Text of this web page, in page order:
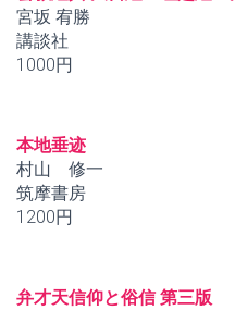
宮坂 宥勝
講談社
1000円
本地垂迹
村山 修一
筑摩書房
1200円
弁才天信仰と俗信 第三版